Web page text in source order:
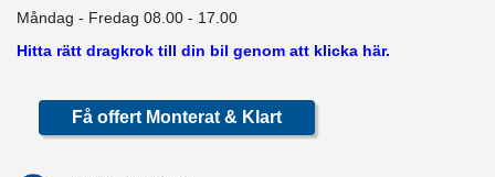
Måndag - Fredag 08.00 - 17.00
Hitta rätt dragkrok till din bil genom att klicka här.
Få offert Monterat & Klart